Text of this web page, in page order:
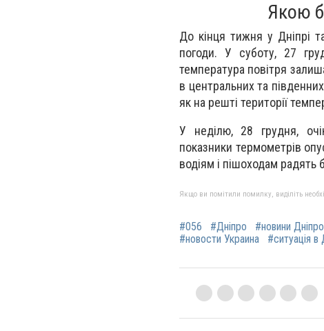
Якою
До кінця тижня у Дніпрі
погоди. У суботу, 27
температура повітря
в центральних та
як на решті території
У неділю, 28 грудня,
показники термометрів
водіям і пішоходам
Якщо ви помітили помилку, виділіть
#056 #Дніпро #новини Дніпро
#новости Украина
#ситуація в